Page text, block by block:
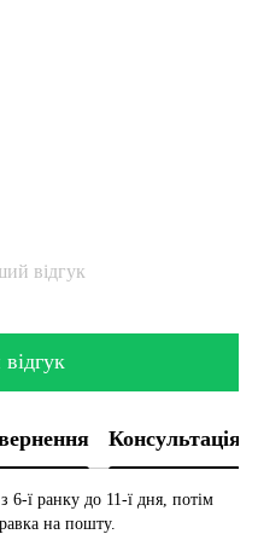
відгук
Консультація
6-ї ранку до 11-ї дня, потім
на пошту.